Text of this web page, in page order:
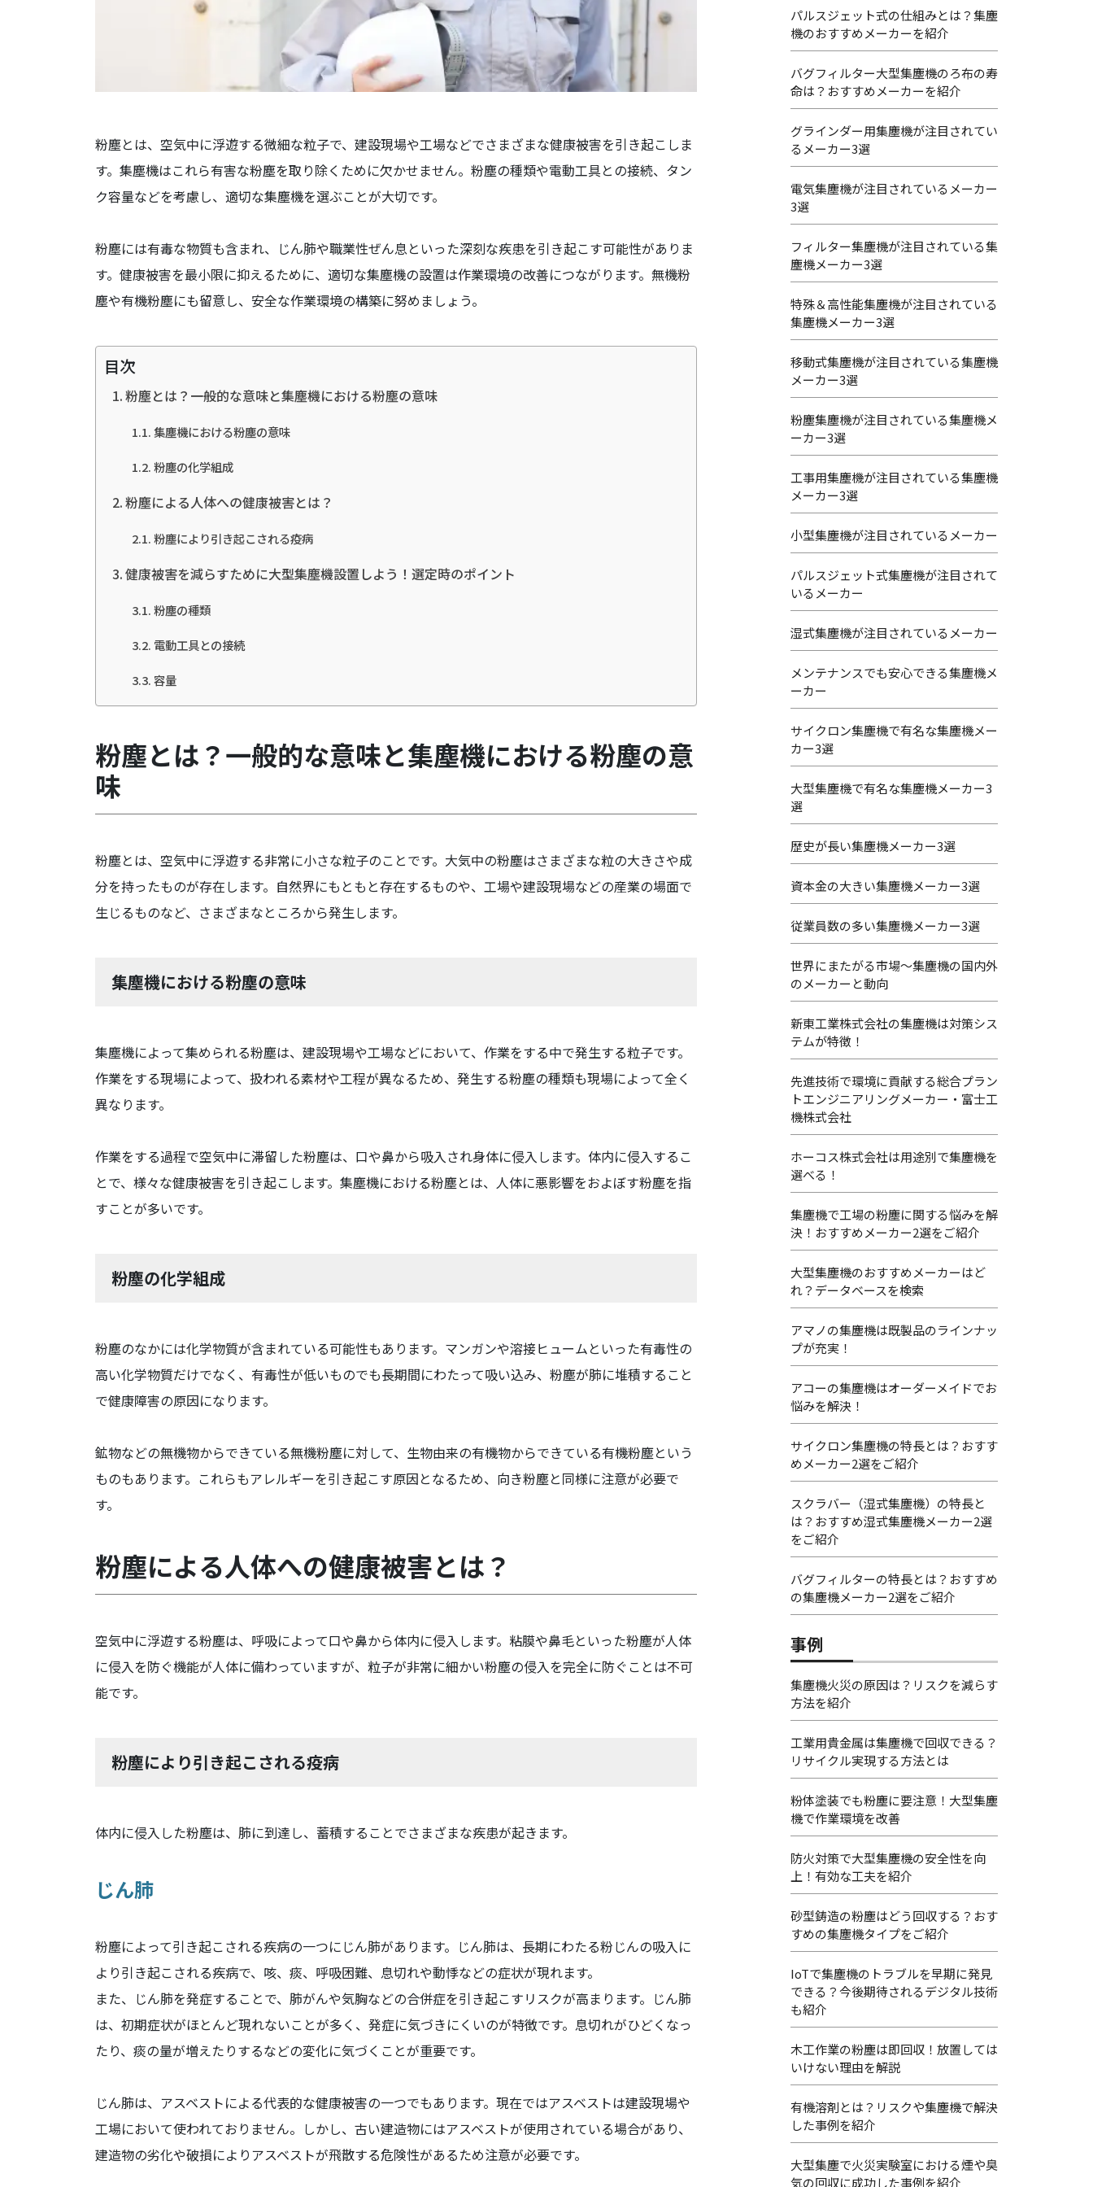
粉塵とは、空気中に浮遊する微細な粒子で、建設現場や工場などでさまざまな健康被害を引き起こしま
す。集塵機はこれら有害な粉塵を取り除くために欠かせません。粉塵の種類や電動工具との接続、タン
ク容量などを考慮し、適切な集塵機を選ぶことが大切です。
粉塵には有毒な物質も含まれ、じん肺や職業性ぜん息といった深刻な疾患を引き起こす可能性がありま
す。健康被害を最小限に抑えるために、適切な集塵機の設置は作業環境の改善につながります。無機粉
塵や有機粉塵にも留意し、安全な作業環境の構築に努めましょう。
目次
粉塵とは？一般的な意味と集塵機における粉塵の意味
集塵機における粉塵の意味
粉塵の化学組成
粉塵による人体への健康被害とは？
粉塵により引き起こされる疫病
健康被害を減らすために大型集塵機設置しよう！選定時のポイント
粉塵の種類
電動工具との接続
容量
粉塵とは？一般的な意味と集塵機における粉塵の意
味
粉塵とは、空気中に浮遊する非常に小さな粒子のことです。大気中の粉塵はさまざまな粒の大きさや成
分を持ったものが存在します。自然界にもともと存在するものや、工場や建設現場などの産業の場面で
生じるものなど、さまざまなところから発生します。
集塵機における粉塵の意味
集塵機によって集められる粉塵は、建設現場や工場などにおいて、作業をする中で発生する粒子です。
作業をする現場によって、扱われる素材や工程が異なるため、発生する粉塵の種類も現場によって全く
異なります。
作業をする過程で空気中に滞留した粉塵は、口や鼻から吸入され身体に侵入します。体内に侵入するこ
とで、様々な健康被害を引き起こします。集塵機における粉塵とは、人体に悪影響をおよぼす粉塵を指
すことが多いです。
粉塵の化学組成
粉塵のなかには化学物質が含まれている可能性もあります。マンガンや溶接ヒュームといった有毒性の
高い化学物質だけでなく、有毒性が低いものでも長期間にわたって吸い込み、粉塵が肺に堆積すること
で健康障害の原因になります。
鉱物などの無機物からできている無機粉塵に対して、生物由来の有機物からできている有機粉塵という
ものもあります。これらもアレルギーを引き起こす原因となるため、向き粉塵と同様に注意が必要で
す。
粉塵による人体への健康被害とは？
空気中に浮遊する粉塵は、呼吸によって口や鼻から体内に侵入します。粘膜や鼻毛といった粉塵が人体
に侵入を防ぐ機能が人体に備わっていますが、粒子が非常に細かい粉塵の侵入を完全に防ぐことは不可
能です。
粉塵により引き起こされる疫病
体内に侵入した粉塵は、肺に到達し、蓄積することでさまざまな疾患が起きます。
じん肺
粉塵によって引き起こされる疾病の一つにじん肺があります。じん肺は、長期にわたる粉じんの吸入に
より引き起こされる疾病で、咳、痰、呼吸困難、息切れや動悸などの症状が現れます。
また、じん肺を発症することで、肺がんや気胸などの合併症を引き起こすリスクが高まります。じん肺
は、初期症状がほとんど現れないことが多く、発症に気づきにくいのが特徴です。息切れがひどくなっ
たり、痰の量が増えたりするなどの変化に気づくことが重要です。
じん肺は、アスベストによる代表的な健康被害の一つでもあります。現在ではアスベストは建設現場や
工場において使われておりません。しかし、古い建造物にはアスベストが使用されている場合があり、
建造物の劣化や破損によりアスベストが飛散する危険性があるため注意が必要です。
パルスジェット式の仕組みとは？集塵
機のおすすめメーカーを紹介
バグフィルター大型集塵機のろ布の寿
命は？おすすめメーカーを紹介
グラインダー用集塵機が注目されてい
るメーカー3選
電気集塵機が注目されているメーカー
3選
フィルター集塵機が注目されている集
塵機メーカー3選
特殊＆高性能集塵機が注目されている
集塵機メーカー3選
移動式集塵機が注目されている集塵機
メーカー3選
粉塵集塵機が注目されている集塵機メ
ーカー3選
工事用集塵機が注目されている集塵機
メーカー3選
小型集塵機が注目されているメーカー
パルスジェット式集塵機が注目されて
いるメーカー
湿式集塵機が注目されているメーカー
メンテナンスでも安心できる集塵機メ
ーカー
サイクロン集塵機で有名な集塵機メー
カー3選
大型集塵機で有名な集塵機メーカー3
選
歴史が長い集塵機メーカー3選
資本金の大きい集塵機メーカー3選
従業員数の多い集塵機メーカー3選
世界にまたがる市場～集塵機の国内外
のメーカーと動向
新東工業株式会社の集塵機は対策シス
テムが特徴！
先進技術で環境に貢献する総合プラン
トエンジニアリングメーカー・富士工
機株式会社
ホーコス株式会社は用途別で集塵機を
選べる！
集塵機で工場の粉塵に関する悩みを解
決！おすすめメーカー2選をご紹介
大型集塵機のおすすめメーカーはど
れ？データベースを検索
アマノの集塵機は既製品のラインナッ
プが充実！
アコーの集塵機はオーダーメイドでお
悩みを解決！
サイクロン集塵機の特長とは？おすす
めメーカー2選をご紹介
スクラバー（湿式集塵機）の特長と
は？おすすめ湿式集塵機メーカー2選
をご紹介
バグフィルターの特長とは？おすすめ
の集塵機メーカー2選をご紹介
事例
集塵機火災の原因は？リスクを減らす
方法を紹介
工業用貴金属は集塵機で回収できる？
リサイクル実現する方法とは
粉体塗装でも粉塵に要注意！大型集塵
機で作業環境を改善
防火対策で大型集塵機の安全性を向
上！有効な工夫を紹介
砂型鋳造の粉塵はどう回収する？おす
すめの集塵機タイプをご紹介
IoTで集塵機のトラブルを早期に発見
できる？今後期待されるデジタル技術
も紹介
木工作業の粉塵は即回収！放置しては
いけない理由を解説
有機溶剤とは？リスクや集塵機で解決
した事例を紹介
大型集塵で火災実験室における煙や臭
気の回収に成功した事例を紹介